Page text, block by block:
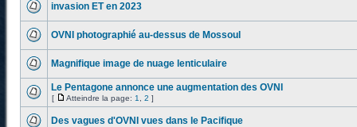
invasion ET en 2023
OVNI photographié au-dessus de Mossoul
Magnifique image de nuage lenticulaire
Le Pentagone annonce une augmentation des OVNI
[ Atteindre la page: 1 2 ]
Des vagues d'OVNI vues dans le Pacifique